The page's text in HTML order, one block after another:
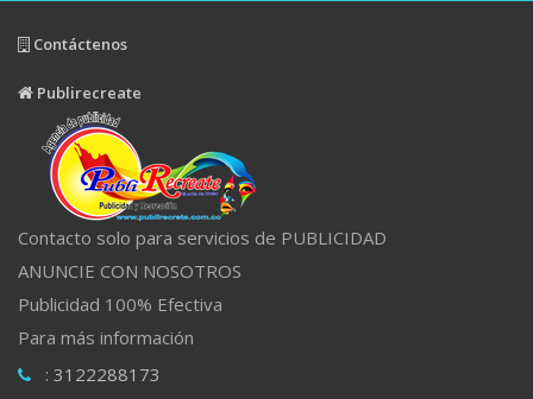
Contáctenos
Publirecreate
Contacto solo para servicios de PUBLICIDAD
ANUNCIE CON NOSOTROS
Publicidad 100% Efectiva
Para más información
: 3122288173